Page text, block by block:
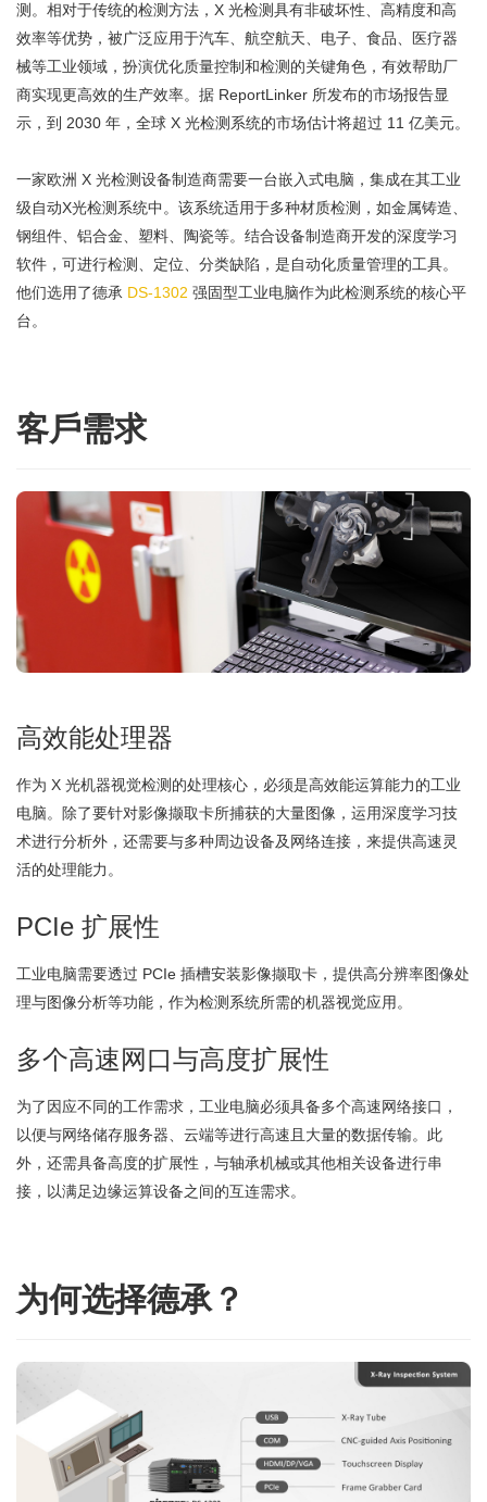
测。相对于传统的检测方法，X 光检测具有非破坏性、高精度和高
效率等优势，被广泛应用于汽车、航空航天、电子、食品、医疗器
械等工业领域，扮演优化质量控制和检测的关键角色，有效帮助厂
商实现更高效的生产效率。据 ReportLinker 所发布的市场报告显
示，到 2030 年，全球 X 光检测系统的市场估计将超过 11 亿美元。
一家欧洲 X 光检测设备制造商需要一台嵌入式电脑，集成在其工业
级自动X光检测系统中。该系统适用于多种材质检测，如金属铸造、
钢组件、铝合金、塑料、陶瓷等。结合设备制造商开发的深度学习
软件，可进行检测、定位、分类缺陷，是自动化质量管理的工具。
他们选用了德承 DS-1302 强固型工业电脑作为此检测系统的核心平
台。
客戶需求
高效能处理器
作为 X 光机器视觉检测的处理核心，必须是高效能运算能力的工业
电脑。除了要针对影像撷取卡所捕获的大量图像，运用深度学习技
术进行分析外，还需要与多种周边设备及网络连接，来提供高速灵
活的处理能力。
PCIe 扩展性
工业电脑需要透过 PCIe 插槽安装影像撷取卡，提供高分辨率图像处
理与图像分析等功能，作为检测系统所需的机器视觉应用。
多个高速网口与高度扩展性
为了因应不同的工作需求，工业电脑必须具备多个高速网络接口，
以便与网络储存服务器、云端等进行高速且大量的数据传输。此
外，还需具备高度的扩展性，与轴承机械或其他相关设备进行串
接，以满足边缘运算设备之间的互连需求。
为何选择德承？